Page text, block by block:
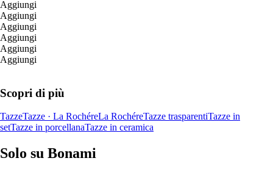
Aggiungi
Aggiungi
Aggiungi
Aggiungi
Aggiungi
Aggiungi
Scopri di più
TazzeTazze · La RochéreLa RochéreTazze trasparentiTazze in
setTazze in porcellanaTazze in ceramica
Solo su Bonami